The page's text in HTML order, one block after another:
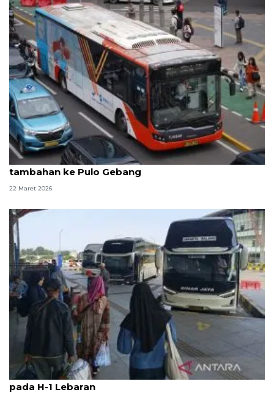
Arus balik, Transjakarta operasikan 15 bus
tambahan ke Pulo Gebang
22 Maret 2026
Loket bus di Terminal Pulo Gebang mulai tutup
pada H-1 Lebaran